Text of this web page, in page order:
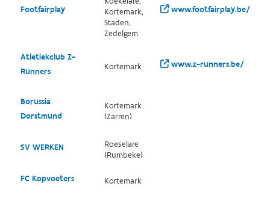
Footfairplay
Kortemark,
Staden,
Zedelgem
www.footfairplay.be/
Atletiekclub Z-
Runners
Kortemark www.z-runners.be/
Borussia
Dorstmund
Kortemark
(Zarren)
SV WERKEN
Roeselare
(Rumbeke)
FC Kopvoeters Kortemark